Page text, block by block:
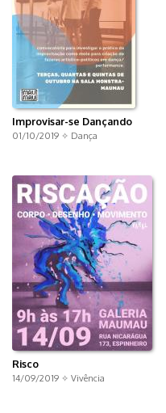
Improvisar-se Dançando
01/10/2019 ✧ Dança
Risco
14/09/2019 ✧ Vivência